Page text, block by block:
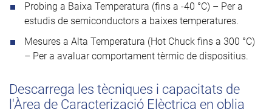
Probing a Baixa Temperatura (fins a -40 °C) – Per a
estudis de semiconductors a baixes temperatures.
Mesures a Alta Temperatura (Hot Chuck fins a 300 °C)
– Per a avaluar comportament tèrmic de dispositius.
Descarrega les tècniques i capacitats de
l'Àrea de Caracterizació Elèctrica en oblia